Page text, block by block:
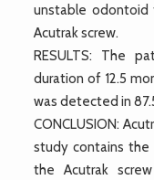
unstable odontoid
Acutrak screw.
RESULTS: The
duration of 12.5
was detected in
CONCLUSION:
study contains
the Acutrak